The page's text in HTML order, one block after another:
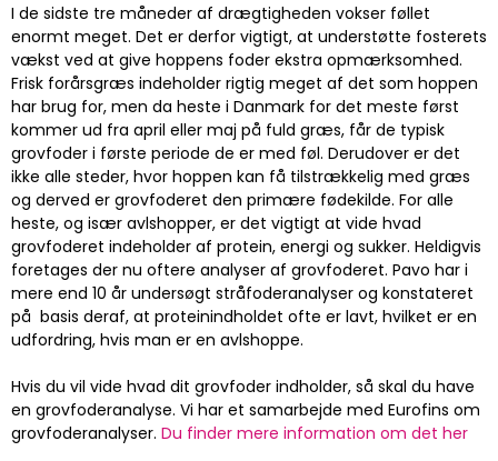
I de sidste tre måneder af drægtigheden vokser føllet
enormt meget. Det er derfor vigtigt, at understøtte fosterets
vækst ved at give hoppens foder ekstra opmærksomhed.
Frisk forårsgræs indeholder rigtig meget af det som hoppen
har brug for, men da heste i Danmark for det meste først
kommer ud fra april eller maj på fuld græs, får de typisk
grovfoder i første periode de er med føl. Derudover er det
ikke alle steder, hvor hoppen kan få tilstrækkelig med græs
og derved er grovfoderet den primære fødekilde. For alle
heste, og især avlshopper, er det vigtigt at vide hvad
grovfoderet indeholder af protein, energi og sukker. Heldigvis
foretages der nu oftere analyser af grovfoderet. Pavo har i
mere end 10 år undersøgt stråfoderanalyser og konstateret
på basis deraf, at proteinindholdet ofte er lavt, hvilket er en
udfordring, hvis man er en avlshoppe.
Hvis du vil vide hvad dit grovfoder indholder, så skal du have
en grovfoderanalyse. Vi har et samarbejde med Eurofins om
grovfoderanalyser. Du finder mere information om det her